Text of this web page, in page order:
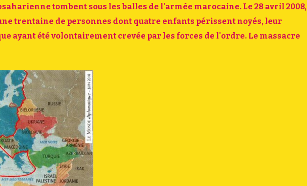
tombent sous les balles de l'armée marocaine. Le 28 avril 2008,
trentaine de personnes dont quatre enfants périssent noyés, leur
ayant été volontairement crevée par les forces de l'ordre. Le massacre